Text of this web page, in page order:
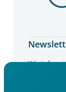
Wir
und